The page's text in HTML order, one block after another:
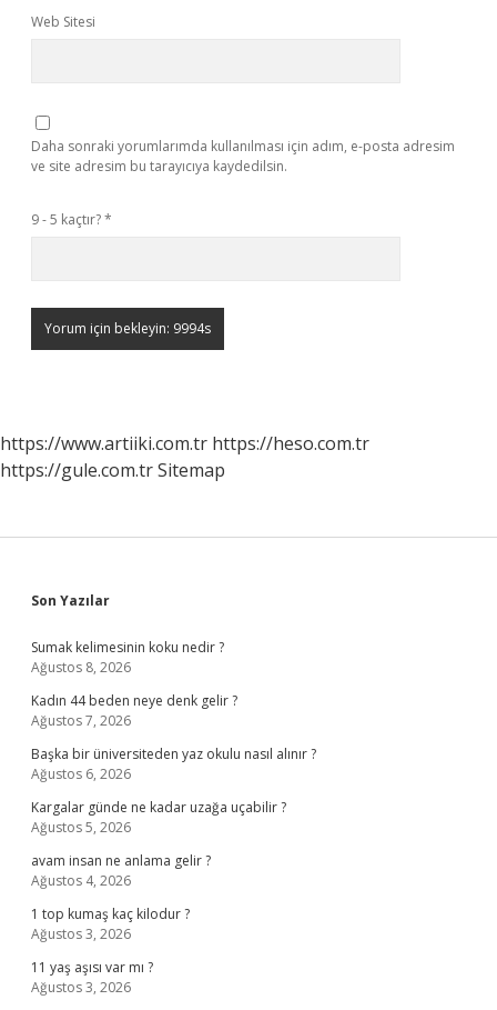
Web Sitesi
Daha sonraki yorumlarımda kullanılması için adım, e-posta adresim
ve site adresim bu tarayıcıya kaydedilsin.
9 - 5 kaçtır?*
https://www.artiiki.com.tr https://heso.com.tr
https://gule.com.trSitemap
Sidebar
Son Yazılar
Sumak kelimesinin koku nedir ?
Ağustos 8, 2026
Kadın 44 beden neye denk gelir ?
Ağustos 7, 2026
Başka bir üniversiteden yaz okulu nasıl alınır ?
Ağustos 6, 2026
Kargalar günde ne kadar uzağa uçabilir ?
Ağustos 5, 2026
avam insan ne anlama gelir ?
Ağustos 4, 2026
1 top kumaş kaç kilodur ?
Ağustos 3, 2026
11 yaş aşısı var mı ?
Ağustos 3, 2026